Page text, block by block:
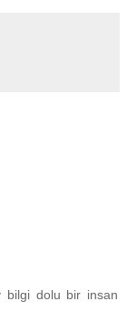
bilgi dolu bir insan